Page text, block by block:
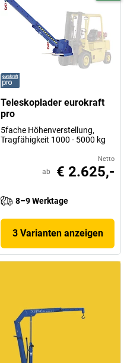
Teleskoplader eurokraft
pro
5fache Höhenverstellung,
Tragfähigkeit 1000 - 5000 kg
Netto
ab € 2.625,-
8–9 Werktage
3 Varianten anzeigen